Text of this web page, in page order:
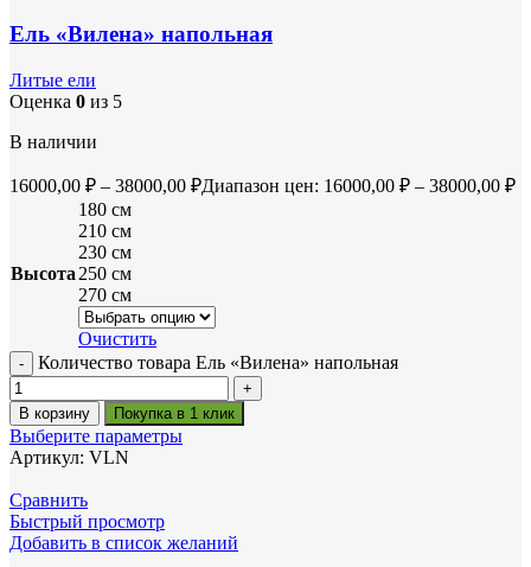
Ель «Вилена» напольная
Литые ели
Оценка 0 из 5
В наличии
16000,00 ₽ – 38000,00 ₽Диапазон цен: 16000,00 ₽ – 38000,00 ₽
Высота
180 см
210 см
230 см
250 см
270 см
Очистить
Количество товара Ель «Вилена» напольная
В корзину Покупка в 1 клик
Выберите параметры
Артикул: VLN
Сравнить
Быстрый просмотр
Добавить в список желаний